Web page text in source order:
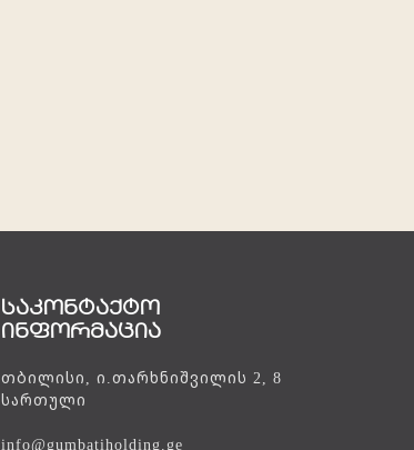
საკონტაქტო
ინფორმაცია
თბილისი, ი.თარხნიშვილის 2, 8
სართული
info@gumbatiholding.ge